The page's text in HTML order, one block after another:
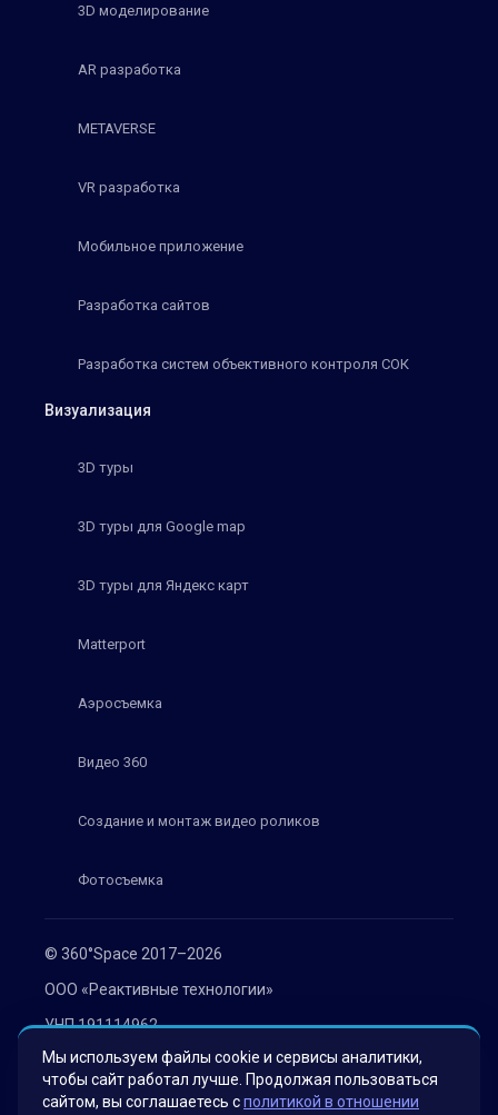
© 360°Space 2017–2026
ООО «Реактивные технологии»
УНП 191114962
г. Минск, ул. Мележа 1, офис 402
Политика конфиденциальности
3D моделирование
AR разработка
METAVERSE
VR разработка
Мобильное приложение
Разработка сайтов
Разработка систем объективного контроля СОК
Визуализация
3D туры
3D туры для Google map
3D туры для Яндекс карт
Matterport
Аэросъемка
Видео 360
Создание и монтаж видео роликов
Фотосъемка
Мы используем файлы cookie и сервисы аналитики,
чтобы сайт работал лучше. Продолжая пользоваться
сайтом, вы соглашаетесь сполитикой в отношении